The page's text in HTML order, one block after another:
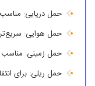
حمل دریایی:
حمل هوایی:
حمل زمینی: مناسب
حمل ریلی: برای